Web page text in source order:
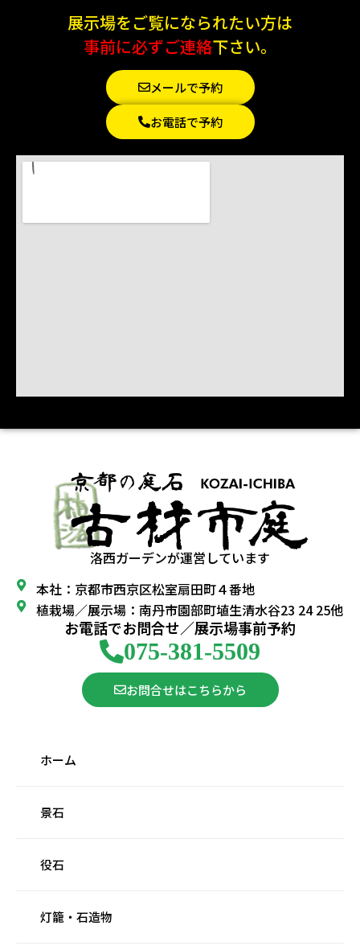
展示場をご覧になられたい方は
事前に必ずご連絡下さい。
メールで予約
お電話で予約
洛西ガーデンが運営しています
本社：京都市西京区松室扇田町４番地
植栽場／展示場：南丹市園部町埴生清水谷23 24 25他
お電話でお問合せ／展示場事前予約
075-381-5509
お問合せはこちらから
ホーム
景石
役石
灯籠・石造物